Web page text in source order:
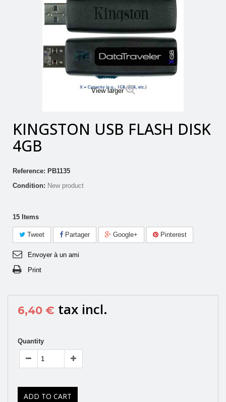
View larger
KINGSTON USB FLASH DISK
4GB
Reference: PB1135
Condition: New product
15 Items
Tweet Partager Google+ Pinterest
Envoyer à un ami
Print
6,40 € tax incl.
Quantity
ADD TO CART